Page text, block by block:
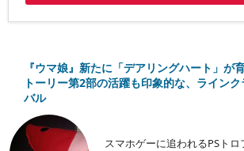
『ウマ娘』新たに「デアリングハート」が
トーリー第2部の活躍も印象的な、ライン
バル
スマホゲーに追われるPSトロ